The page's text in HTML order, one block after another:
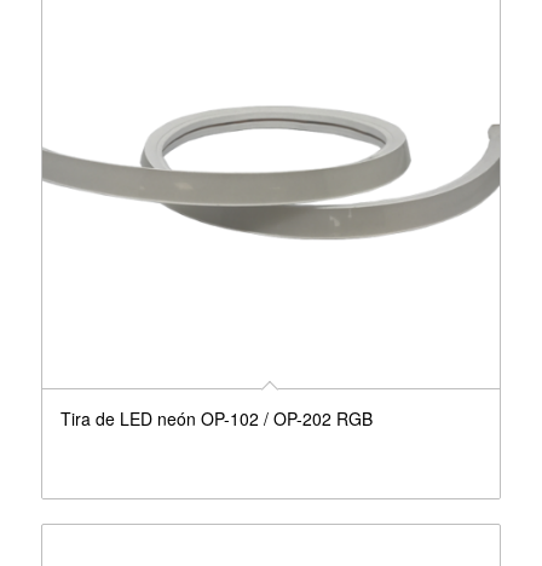
Tira de LED neón OP-102 / OP-202 RGB